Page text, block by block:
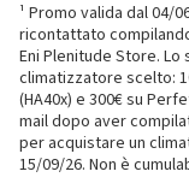
¹ Promo valida dal 04/
ricontattato
Eni Plenitude Store.
climatizzatore scelto:
(HA40x) e 300€ su
mail dopo aver
per acquistare un
15/09/26. Non è